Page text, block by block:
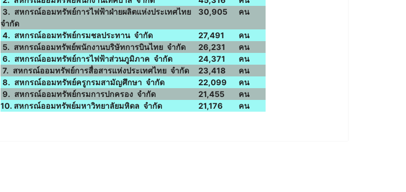
3. สหกรณ์ออมทรัพย์การไฟฟ้าฝ่ายผลิตแห่งประเทศไทย
จำกัด
30,905 คน
4. สหกรณ์ออมทรัพย์กรมชลประทาน จำกัด 27,491
คน
5. สหกรณ์ออมทรัพย์พนักงานบริษัทการบินไทย จำกัด
26,231
คน
6. สหกรณ์ออมทรัพย์การไฟฟ้าส่วนภูมิภาค จำกัด
24,371
คน
7. สหกรณ์ออมทรัพย์การสื่อสารแห่งประเทศไทย จำกัด
23,418
คน
8. สหกรณ์ออมทรัพย์ครูกรมสามัญศึกษา จำกัด
22,099
คน
9. สหกรณ์ออมทรัพย์กรมการปกครอง จำกัด
21,455
คน
10. สหกรณ์ออมทรัพย์มหาวิทยาลัยมหิดล จำกัด
21,176 คน